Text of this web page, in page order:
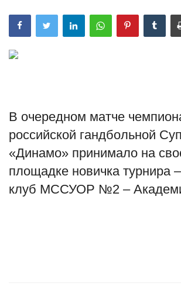
Политика
Экономика
Спорт
Туризм
Недвижимость
В очередном матче
российской гандбольной
«Динамо» принимало на
площадке новичка турнира
клуб МССУОР №2 –